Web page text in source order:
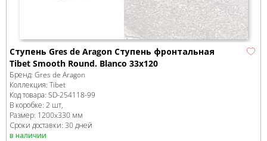
Ступень Gres de Aragon Ступень фронтальная
Tibet Smooth Round. Blanco 33x120
Бренд: Gres de Aragon
Коллекция: Tibet
Код товара: SD-254118-99
В коробке: 2 шт,
Размер: 1200x330 мм
Сроки доставки: 30 дней
в наличии